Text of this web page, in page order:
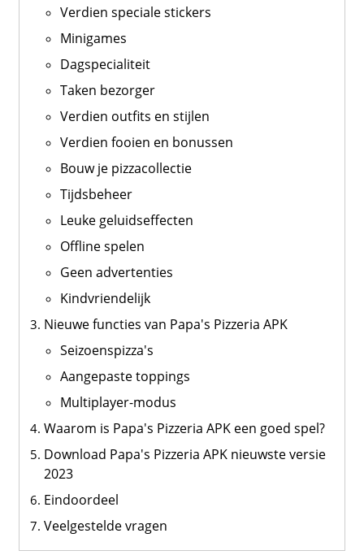
Verdien speciale stickers
Minigames
Dagspecialiteit
Taken bezorger
Verdien outfits en stijlen
Verdien fooien en bonussen
Bouw je pizzacollectie
Tijdsbeheer
Leuke geluidseffecten
Offline spelen
Geen advertenties
Kindvriendelijk
Nieuwe functies van Papa's Pizzeria APK
Seizoenspizza's
Aangepaste toppings
Multiplayer-modus
Waarom is Papa's Pizzeria APK een goed spel?
Download Papa's Pizzeria APK nieuwste versie
2023
Eindoordeel
Veelgestelde vragen